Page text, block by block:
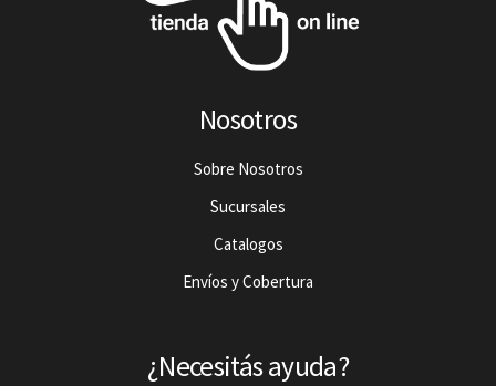
Nosotros
Sobre Nosotros
Sucursales
Catalogos
Envíos y Cobertura
¿Necesitás ayuda?